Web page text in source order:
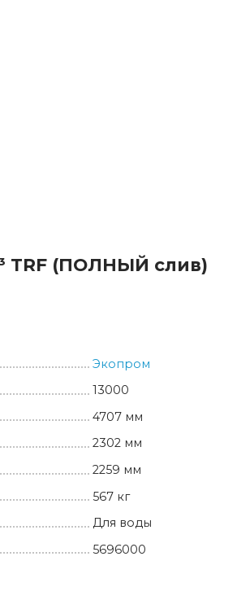
TRF (ПОЛНЫЙ слив)
Экопром
13000
4707 мм
2302 мм
2259 мм
567 кг
Для воды
5696000